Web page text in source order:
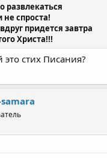
развлекаться
не спроста!
придется завтра
Христа!!!
это стих Писания?